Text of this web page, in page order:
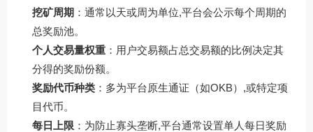
挖矿周期 ：通常以天或周为单位,平台会公示每个周期的
总奖励池。
个人交易量权重 ：用户交易额占总交易额的比例决定其
分得的奖励份额。
奖励代币种类 ：多为平台原生通证（如OKB）,或特定项
目代币。
每日上限 ：为防止寡头垄断,平台通常设置单人每日奖励